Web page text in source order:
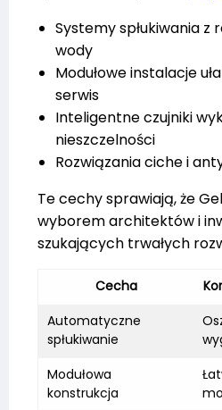
Systemy spłukiwania
wody
Modułowe instalacje
serwis
Inteligentne czujniki
nieszczelności
Rozwiązania ciche i
Te cechy sprawiają, że
wyborem architektów i
szukających trwałych
Cecha
Automatyczne
spłukiwanie
Modułowa
konstrukcja